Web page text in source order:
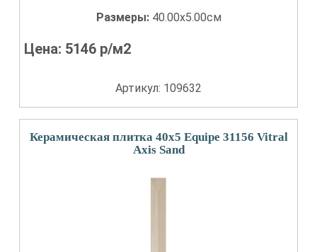
Размеры: 40.00x5.00см
Цена: 5146 р/м2
Артикул: 109632
Керамическая плитка 40x5 Equipe 31156 Vitral
Axis Sand